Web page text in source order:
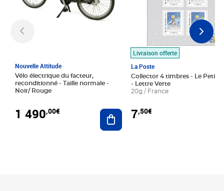
Nouvelle Attitude
Vélo électrique du facteur,
reconditionné - Taille normale -
Noir/ Rouge
1 490,00€ Ajouter au panier
Livraison offerte
La Poste
Collector 4 timbres - Le Petit
- Lettre Verte
20g / France
7,50€